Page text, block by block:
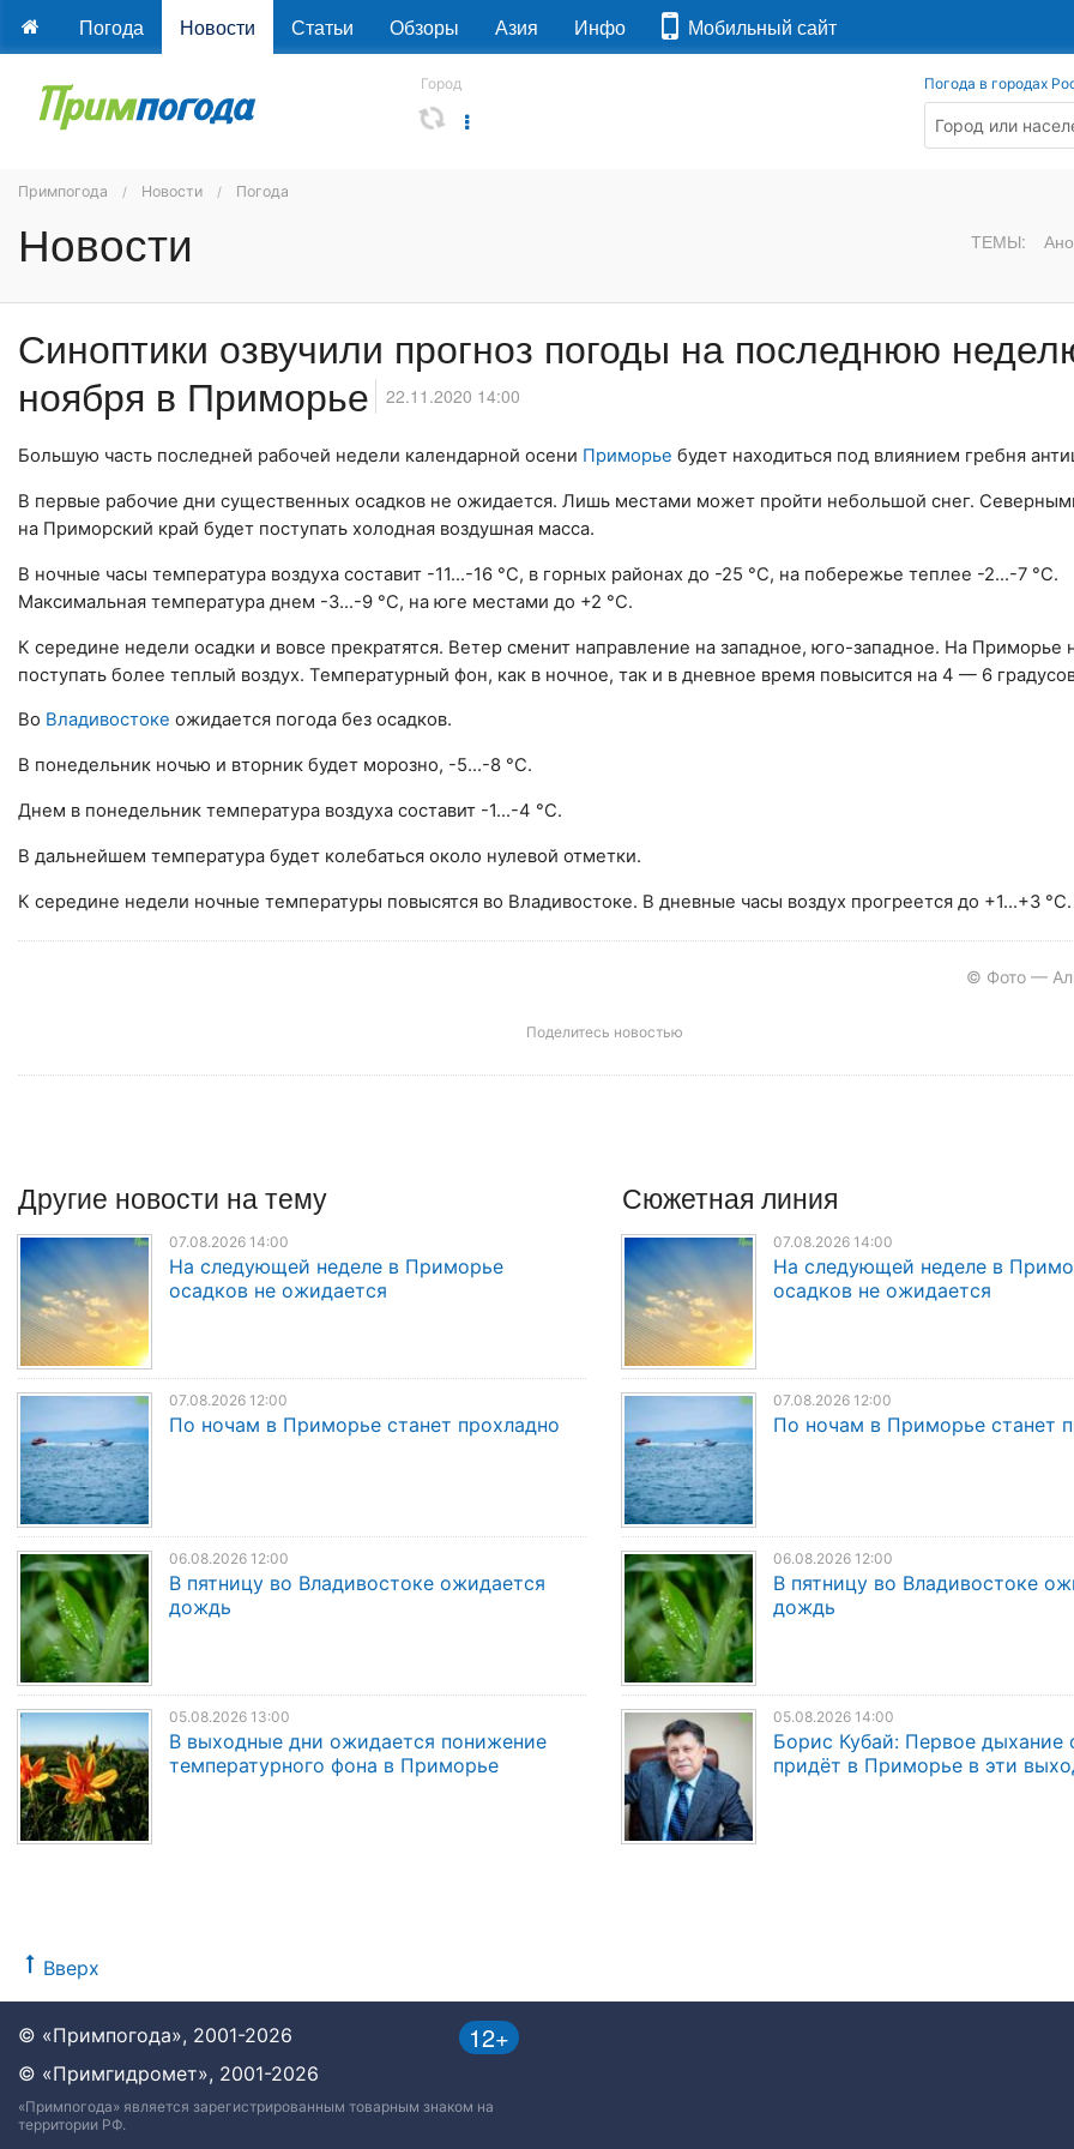
Погода Новости Статьи Обзоры Азия Инфо Мобильный сайт
Город Погода в городах
Примпогода Новости Погода
Новости ТЕМЫ:
Синоптики озвучили прогноз погоды на последнюю
ноября в Приморье
22.11.2020 14:00
Большую часть последней рабочей недели календарной осени Приморье будет находиться под влиянием гребня
В первые рабочие дни существенных осадков не ожидается. Лишь местами может пройти небольшой снег.
на Приморский край будет поступать холодная воздушная масса.
В ночные часы температура воздуха составит -11...-16 °С, в горных районах до -25 °С, на побережье теплее -2...-7 °С.
Максимальная температура днем -3...-9 °С, на юге местами до +2 °С.
К середине недели осадки и вовсе прекратятся. Ветер сменит направление на западное, юго-западное. На Приморье
поступать более теплый воздух. Температурный фон, как в ночное, так и в дневное время повысится на 4 — 6
Во Владивостоке ожидается погода без осадков.
В понедельник ночью и вторник будет морозно, -5...-8 °С.
Днем в понедельник температура воздуха составит -1...-4 °С.
В дальнейшем температура будет колебаться около нулевой отметки.
К середине недели ночные температуры повысятся во Владивостоке. В дневные часы воздух прогреется до +1...+3 °С.
© Фото —
Поделитесь новостью
Другие новости на тему
07.08.2026 14:00
На следующей неделе в Приморье
осадков не ожидается
07.08.2026 12:00
По ночам в Приморье станет прохладно
06.08.2026 12:00
В пятницу во Владивостоке ожидается
дождь
05.08.2026 13:00
В выходные дни ожидается понижение
температурного фона в Приморье
Сюжетная линия
07.08.2026 14:00
На следующей неделе в
осадков не ожидается
07.08.2026 12:00
По ночам в Приморье станет
06.08.2026 12:00
В пятницу во Владивостоке
дождь
05.08.2026 14:00
Борис Кубай: Первое дыхание
придёт в Приморье в эти
Вверх
12+
© «Примпогода», 2001-2026
© «Примгидромет», 2001-2026
«Примпогода» является зарегистрированным товарным знаком на
территории РФ.